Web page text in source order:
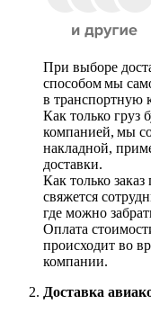
При выборе
способом мы
в транспортную
Как только груз
компанией, мы
накладной,
доставки.
Как только
свяжется
где можно
Оплата
происходит во
компании.
Доставка